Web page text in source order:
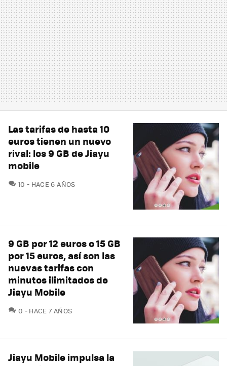
Las tarifas de hasta 10
euros tienen un nuevo
rival: los 9 GB de Jiayu
mobile
10 COMENTARIOS
HACE 6 AÑOS
9 GB por 12 euros o 15 GB
por 15 euros, así son las
nuevas tarifas con
minutos ilimitados de
Jiayu Mobile
0 COMENTARIOS
HACE 7 AÑOS
Jiayu Mobile impulsa la